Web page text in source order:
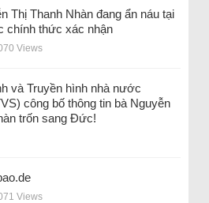
Thị Thanh Nhàn đang ẩn náu tại
chính thức xác nhận
Views
và Truyền hình nhà nước
công bố thông tin bà Nguyễn
trốn sang Đức!
Views